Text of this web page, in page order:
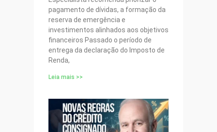
pagamento de dívidas, a formação da
reserva de emergência e
investimentos alinhados aos objetivos
financeiros Passado o período de
entrega da declaração do Imposto de
Renda,
Leia mais >>